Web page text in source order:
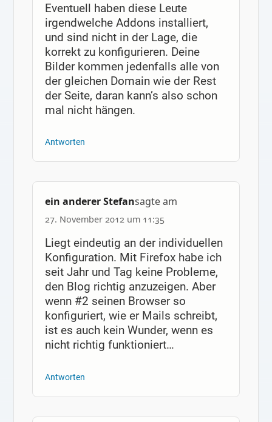
Eventuell haben diese Leute
irgendwelche Addons installiert,
und sind nicht in der Lage, die
korrekt zu konfigurieren. Deine
Bilder kommen jedenfalls alle von
der gleichen Domain wie der Rest
der Seite, daran kann’s also schon
mal nicht hängen.
Antworten
ein anderer Stefansagte am
27. November 2012 um 11:35
Liegt eindeutig an der individuellen
Konfiguration. Mit Firefox habe ich
seit Jahr und Tag keine Probleme,
den Blog richtig anzuzeigen. Aber
wenn #2 seinen Browser so
konfiguriert, wie er Mails schreibt,
ist es auch kein Wunder, wenn es
nicht richtig funktioniert…
Antworten